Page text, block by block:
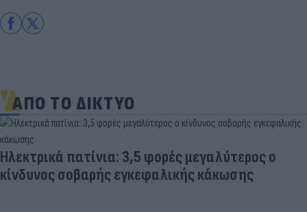
ΑΠΟ ΤΟ ΔΙΚΤΥΟ
Ηλεκτρικά πατίνια: 3,5 φορές μεγαλύτερος ο
κίνδυνος σοβαρής εγκεφαλικής κάκωσης